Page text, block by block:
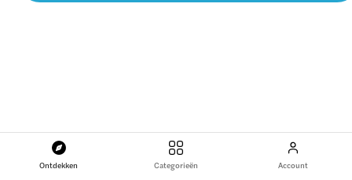
Ontdekken Categorieën Account